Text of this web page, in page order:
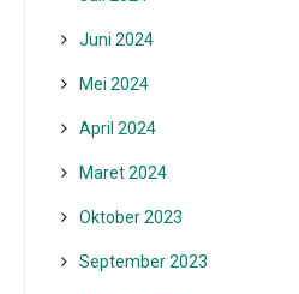
Juni 2024
Mei 2024
April 2024
Maret 2024
Oktober 2023
September 2023